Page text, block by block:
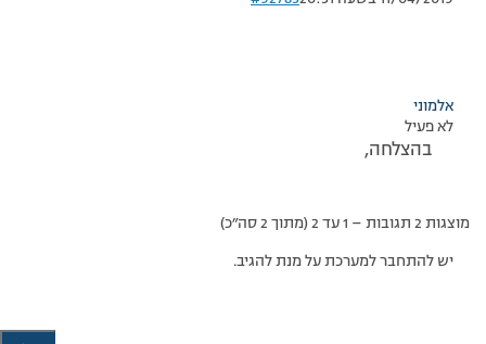
אלמוני
לא פעיל
בהצלחה,
מוצגות 2 תגובות – 1 עד 2 (מתוך 2 סה״כ)
יש להתחבר למערכת על מנת להגיב.